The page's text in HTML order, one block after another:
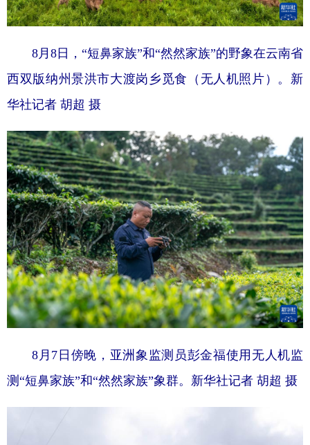
8月8日，“短鼻家族”和“然然家族”的野象在云南省
西双版纳州景洪市大渡岗乡觅食（无人机照片）。 新
华社记者 胡超 摄
8月7日傍晚，亚洲象监测员彭金福使用无人机监
测“短鼻家族”和“然然家族”象群。 新华社记者 胡超 摄